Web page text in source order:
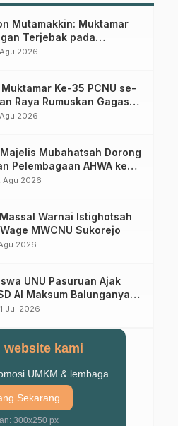
Mutamakkin: Muktamar
Terjebak pada
Kursi Ketua Umum
2026
Ke-35 PCNU se-
Raya Rumuskan Gagasan
Gerakan NU Menuju
2026
Mubahatsah Dorong
Pelembagaan AHWA ke
Mendatang
Agu 2026
Warnai Istighotsah
MWCNU Sukorejo
2026
Ajak
Al Maksum Balunganyar
Bersusun
Jul 2026
website kami
UMKM & lembaga
Sekarang
300x250 px